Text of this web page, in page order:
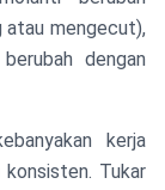
atau mengecut),
dengan
kerja
Tukar